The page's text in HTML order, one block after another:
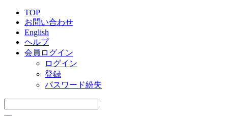
TOP
お問い合わせ
English
ヘルプ
会員ログイン
ログイン
登録
パスワード紛失